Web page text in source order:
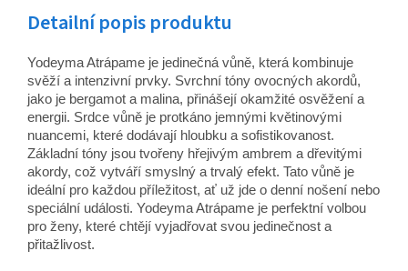
Detailní popis produktu
Yodeyma Atrápame je jedinečná vůně, která kombinuje
svěží a intenzivní prvky. Svrchní tóny ovocných akordů,
jako je bergamot a malina, přinášejí okamžité osvěžení a
energii. Srdce vůně je protkáno jemnými květinovými
nuancemi, které dodávají hloubku a sofistikovanost.
Základní tóny jsou tvořeny hřejivým ambrem a dřevitými
akordy, což vytváří smyslný a trvalý efekt. Tato vůně je
ideální pro každou příležitost, ať už jde o denní nošení nebo
speciální události. Yodeyma Atrápame je perfektní volbou
pro ženy, které chtějí vyjadřovat svou jedinečnost a
přitažlivost.